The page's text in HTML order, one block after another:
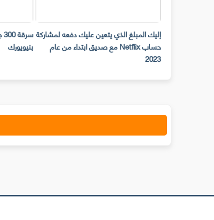
إليك المبلغ الذي يتعين عليك دفعه لمشاركة
حساب Netflix مع صديق ابتداء من عام
2023
بنيويورك